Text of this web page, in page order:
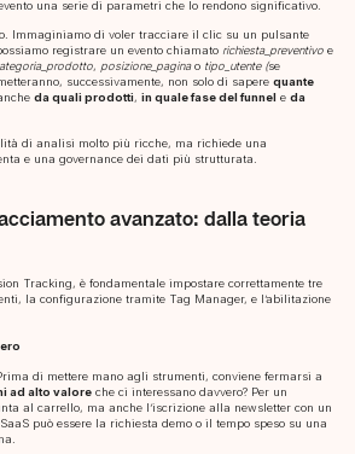
una serie di parametri che lo rendono significativo.
Immaginiamo di voler tracciare il clic su un pulsante
registrare un evento chiamato richiesta_preventivo e
, posizione_paginao tipo_utente (se
successivamente, non solo di saperequante
da quali prodotti,in quale fase del funnel eda
di analisi molto più ricche, ma richiede una
e una governance dei dati più strutturata.
avanzato: dalla teoria
Tracking, è fondamentale impostare correttamente tre
la configurazione tramite Tag Manager, e l’abilitazione
di mettere mano agli strumenti, conviene fermarsi a
ad alto valore che ci interessano davvero? Per un
al carrello, ma anche l’iscrizione alla newsletter con un
può essere la richiesta demo o il tempo speso su una